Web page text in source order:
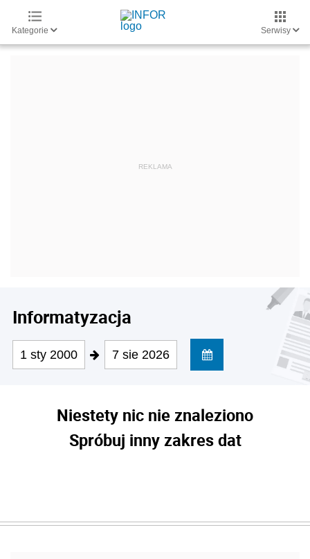
Kategorie Serwisy
Informatyzacja
1 sty 2000 7 sie 2026
Niestety nic nie znaleziono
Spróbuj inny zakres dat